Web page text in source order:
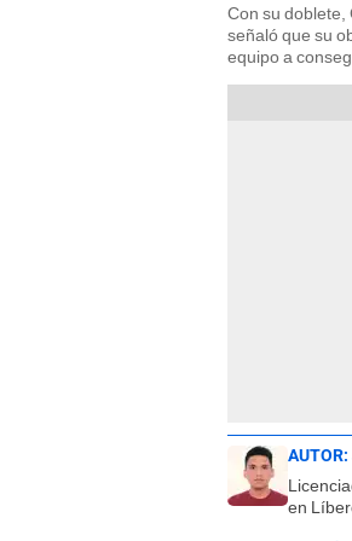
Con su doblete,
señaló que su
equipo a
AUTOR:
en